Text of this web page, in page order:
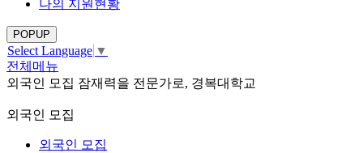
나의 지원현황
POPUP
Select Language ▼
전체메뉴
외국인 모집 잠재력을 전문가로, 경복대학교
외국인 모집
외국인 모집